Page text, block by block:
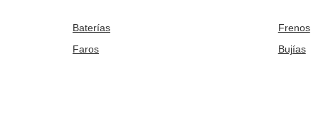
Baterías Frenos
Faros
Bujías